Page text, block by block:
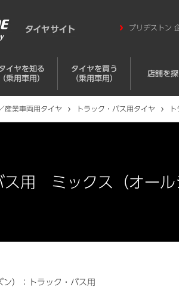
ブリヂストン
イヤを知る
（乗用車用）
タイヤを買う
（乗用車用）
店舗を
産業車両用タイヤ トラック・バス用タイヤ
ス用 ミックス（オー
）：トラック・バス用